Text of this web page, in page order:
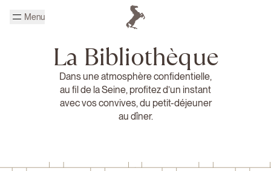
Menu
La Bibliothèque
Dans une atmosphère confidentielle,
au fil de la Seine, profitez d’un instant
avec vos convives, du petit-déjeuner
au dîner.